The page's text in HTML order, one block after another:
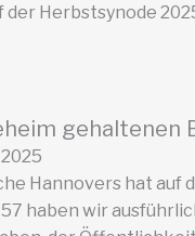
Herbstsynode
gehaltenen
Hannovers hat
57 haben wir